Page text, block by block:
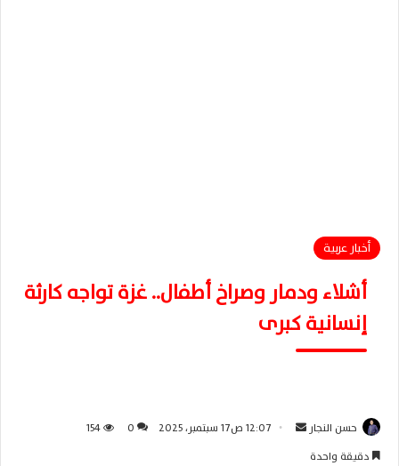
أخبار عربية
أشلاء ودمار وصراخ أطفال.. غزة تواجه كارثة
إنسانية كبرى
حسن النجار 12:07 ص17 سبتمبر، 2025 0
154
دقيقة واحدة